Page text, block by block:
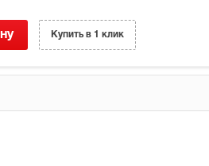
Купить в 1 клик